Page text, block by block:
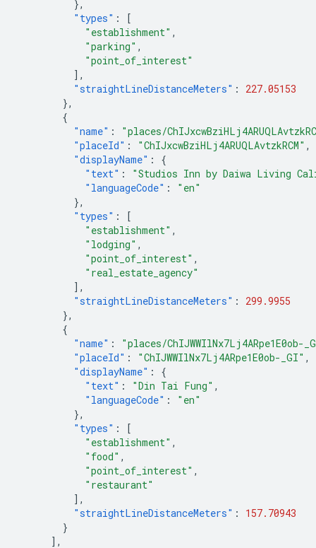
},
"types" :
[
"establishment" ,
"parking" ,
"point_of_interest"
],
"straightLineDistanceMeters" :
227.05153
},
{
"name" :
"places/
"placeId" : "ChIJxcwBziHLj4ARUQLAvtzkRCM" ,
"displayName" :
{
"text" :
"Studios Inn by Daiwa Living
"languageCode" :
"en"
},
"types" :
[
"establishment" ,
"lodging" ,
"point_of_interest" ,
"real_estate_agency"
],
"straightLineDistanceMeters" :
299.9955
},
{
"name" :
"places/ChIJWWIlNx7Lj4ARpe1E0ob-
"placeId" : "ChIJWWIlNx7Lj4ARpe1E0ob-_GI" ,
"displayName" :
{
"text" : "Din Tai Fung" ,
"languageCode" :
"en"
},
"types" :
[
"establishment" ,
"food" ,
"point_of_interest" ,
"restaurant"
],
"straightLineDistanceMeters" :
157.70943
}
],